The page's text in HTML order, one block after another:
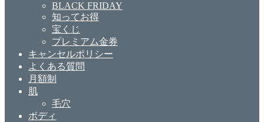
BLACK FRIDAY
知ってお得
宝くじ
プレミアム金券
キャンセルポリシー
よくある質問
月額制
肌
毛穴
ボディ